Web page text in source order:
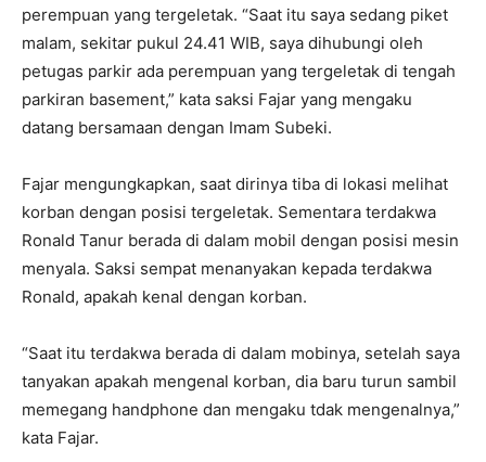
perempuan yang tergeletak. “Saat itu saya sedang piket
malam, sekitar pukul 24.41 WIB, saya dihubungi oleh
petugas parkir ada perempuan yang tergeletak di tengah
parkiran basement,” kata saksi Fajar yang mengaku
datang bersamaan dengan Imam Subeki.
Fajar mengungkapkan, saat dirinya tiba di lokasi melihat
korban dengan posisi tergeletak. Sementara terdakwa
Ronald Tanur berada di dalam mobil dengan posisi mesin
menyala. Saksi sempat menanyakan kepada terdakwa
Ronald, apakah kenal dengan korban.
“Saat itu terdakwa berada di dalam mobinya, setelah saya
tanyakan apakah mengenal korban, dia baru turun sambil
memegang handphone dan mengaku tdak mengenalnya,”
kata Fajar.